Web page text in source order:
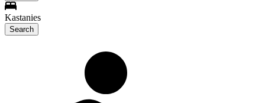
Kastanies
Search